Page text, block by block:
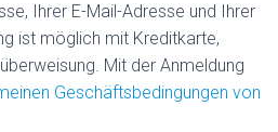
Ihrer E-Mail-Adresse und Ihrer
ist möglich mit Kreditkarte,
Mit der Anmeldung
Geschäftsbedingungen von